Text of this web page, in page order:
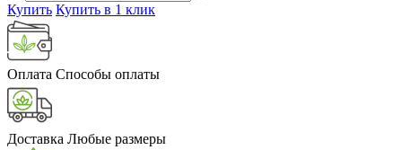
Купить Купить в 1 клик
Оплата Способы оплаты
Доставка Любые размеры